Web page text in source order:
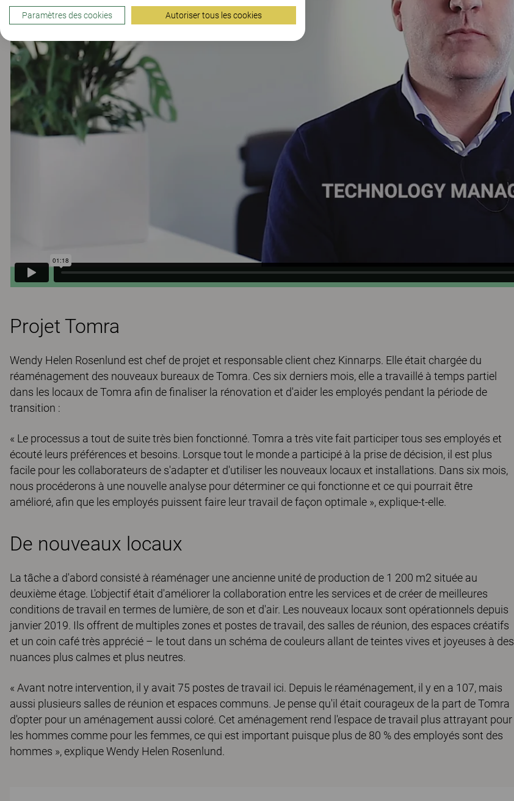
Projet Tomra
Wendy Helen Rosenlund est chef de projet et responsable client chez Kinnarps. Elle était chargée du
réaménagement des nouveaux bureaux de Tomra. Ces six derniers mois, elle a travaillé à temps partiel
dans les locaux de Tomra afin de finaliser la rénovation et d'aider les employés pendant la période de
transition :
« Le processus a tout de suite très bien fonctionné. Tomra a très vite fait participer tous ses employés et
écouté leurs préférences et besoins. Lorsque tout le monde a participé à la prise de décision, il est plus
facile pour les collaborateurs de s'adapter et d'utiliser les nouveaux locaux et installations. Dans six mois,
nous procéderons à une nouvelle analyse pour déterminer ce qui fonctionne et ce qui pourrait être
amélioré, afin que les employés puissent faire leur travail de façon optimale », explique-t-elle.
De nouveaux locaux
La tâche a d'abord consisté à réaménager une ancienne unité de production de 1 200 m2 située au
deuxième étage. L'objectif était d'améliorer la collaboration entre les services et de créer de meilleures
conditions de travail en termes de lumière, de son et d'air. Les nouveaux locaux sont opérationnels depuis
janvier 2019. Ils offrent de multiples zones et postes de travail, des salles de réunion, des espaces créatifs
et un coin café très apprécié – le tout dans un schéma de couleurs allant de teintes vives et joyeuses à des
nuances plus calmes et plus neutres.
« Avant notre intervention, il y avait 75 postes de travail ici. Depuis le réaménagement, il y en a 107, mais
aussi plusieurs salles de réunion et espaces communs. Je pense qu'il était courageux de la part de Tomra
d'opter pour un aménagement aussi coloré. Cet aménagement rend l'espace de travail plus attrayant pour
les hommes comme pour les femmes, ce qui est important puisque plus de 80 % des employés sont des
hommes », explique Wendy Helen Rosenlund.
Paramètres des cookies Autoriser tous les cookies